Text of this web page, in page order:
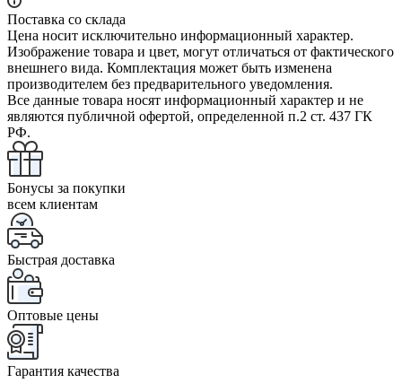
Поставка со склада
Цена носит исключительно информационный характер.
Изображение товара и цвет, могут отличаться от фактического
внешнего вида. Комплектация может быть изменена
производителем без предварительного уведомления.
Все данные товара носят информационный характер и не
являются публичной офертой, определенной п.2 ст. 437 ГК
РФ.
Бонусы за покупки
всем клиентам
Быстрая доставка
Оптовые цены
Гарантия качества